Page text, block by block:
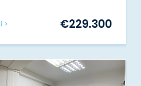
> €229.300